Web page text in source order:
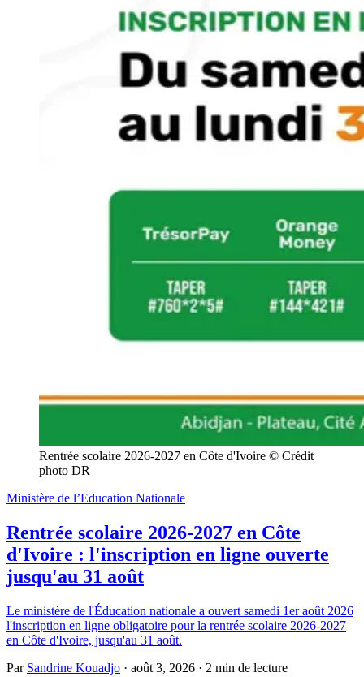
Rentrée scolaire 2026-2027 en Côte d'Ivoire © Crédit
photo DR
Ministère de l’Education Nationale
Rentrée scolaire 2026-2027 en Côte
d'Ivoire : l'inscription en ligne ouverte
jusqu'au 31 août
Le ministère de l'Éducation nationale a ouvert samedi 1er août 2026
l'inscription en ligne obligatoire pour la rentrée scolaire 2026-2027
en Côte d'Ivoire, jusqu'au 31 août.
Par Sandrine Kouadjo · août 3, 2026 · 2 min de lecture